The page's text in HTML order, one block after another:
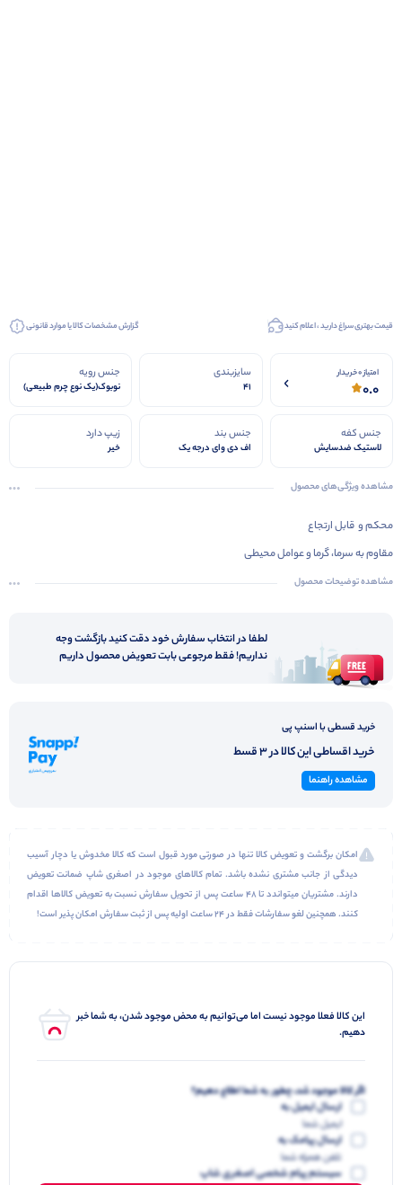
قیمت بهتری سراغ دارید ، اعلام کنید گزارش مشخصات کالا یا موارد قانونی
امتیاز 0 خریدار
0.0
سایزبندی
41
جنس رویه
نوبوک(یک نوع چرم طبیعی)
جنس کفه
لاستیک ضدسایش
جنس بند
اف دی وای درجه یک
زیپ دارد
خیر
مشاهده ویژگی‌های محصول
محکم و قابل ارتجاع
مقاوم به سرما، گرما و عوامل محیطی
بندها تا نزدیکی پنجه ی پا ادامه دارد. (بهتر کیپ می شود و درآوردن آن راحت تر است)
مشاهده توضیحات محصول
لطفا در انتخاب سفارش خود دقت کنید بازگشت وجه
نداریم! فقط مرجوعی بابت تعویض محصول داریم
خرید قسطی با اسنپ پی
خرید اقساطی این کالا در 3 قسط
مشاهده راهنما
امکان برگشت و تعویض کالا تنها در صورتی مورد قبول است که کالا مخدوش یا دچار آسیب
دیدگی از جانب مشتری نشده باشد. تمام کالاهای موجود در اصغری شاپ ضمانت تعویض
دارند. مشتریان میتواندد تا 48 ساعت پس از تحویل سفارش نسبت به تعویض کالاها اقدام
کنند. همچنین لغو سفارشات فقط در 24 ساعت اولیه پس از ثبت سفارش امکان پذیر است!
این کالا فعلا موجود نیست اما می‌توانیم به محض موجود شدن، به شما خبر
دهیم.
اگر کالا موجود شد، چطور به شما اطلاع دهیم؟
ارسال ایمیل به
ایمیل شما
ارسال پیامک به
تلفن همراه شما
سیستم پیام شخصی اصغری شاپ